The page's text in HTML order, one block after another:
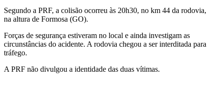
Segundo a PRF, a colisão ocorreu às 20h30, no km 44 da rodovia,
na altura de Formosa (GO).
Forças de segurança estiveram no local e ainda investigam as
circunstâncias do acidente. A rodovia chegou a ser interditada para
tráfego.
A PRF não divulgou a identidade das duas vítimas.